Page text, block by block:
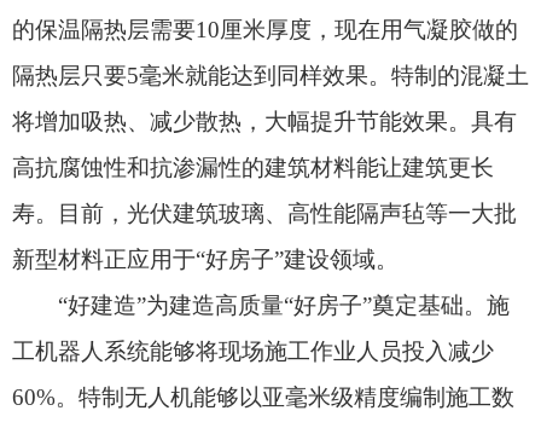
字地图。无人驾驶塔吊精准挥臂，实现从“高空人
控”到“陆地智控”的跨越。我国自主研发的新型造楼
输送等工序高效协同，达到世界领先水平。
各地在推进“好房子”建设过程中加强技术支
撑。很多省市提高了房屋建设标准，如北京市从项
目防水工程、墙地面工程、室内空间、外墙保温工
程、回填土工程、装饰装修工程、室内噪声和室内
求。很多省份发布了技术导则，如浙江省发布《浙
江省住宅品质提升设计导则（试行）》，从规模、